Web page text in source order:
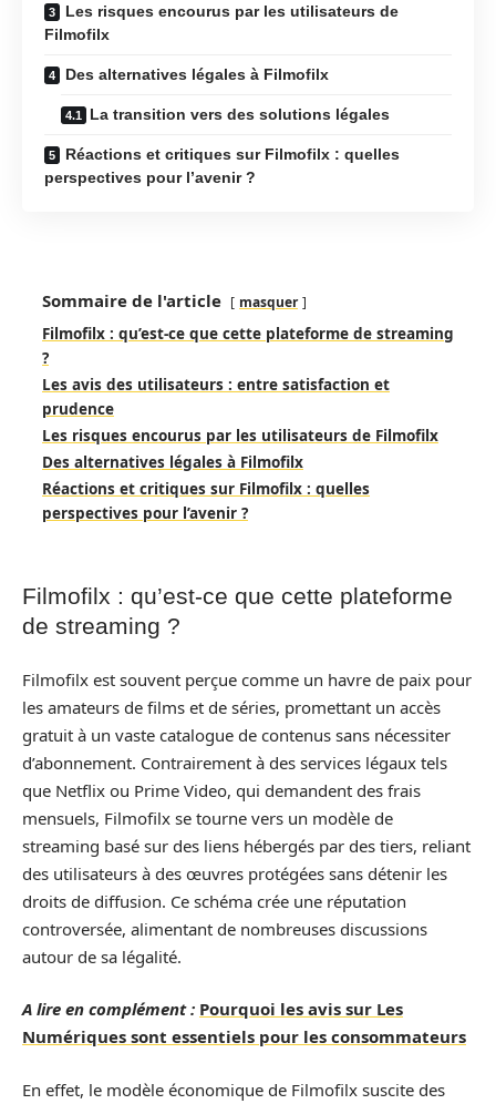
Les risques encourus par les utilisateurs de
Filmofilx
Des alternatives légales à Filmofilx
La transition vers des solutions légales
Réactions et critiques sur Filmofilx : quelles
perspectives pour l’avenir ?
Sommaire de l'article masquer
Filmofilx : qu’est-ce que cette plateforme de streaming
?
Les avis des utilisateurs : entre satisfaction et
prudence
Les risques encourus par les utilisateurs de Filmofilx
Des alternatives légales à Filmofilx
Réactions et critiques sur Filmofilx : quelles
perspectives pour l’avenir ?
Filmofilx : qu’est-ce que cette plateforme
de streaming ?
Filmofilx est souvent perçue comme un havre de paix pour
les amateurs de films et de séries, promettant un accès
gratuit à un vaste catalogue de contenus sans nécessiter
d’abonnement. Contrairement à des services légaux tels
que Netflix ou Prime Video, qui demandent des frais
mensuels, Filmofilx se tourne vers un modèle de
streaming basé sur des liens hébergés par des tiers, reliant
des utilisateurs à des œuvres protégées sans détenir les
droits de diffusion. Ce schéma crée une réputation
controversée, alimentant de nombreuses discussions
autour de sa légalité.
A lire en complément : Pourquoi les avis sur Les
Numériques sont essentiels pour les consommateurs
En effet, le modèle économique de Filmofilx suscite des